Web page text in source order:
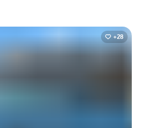
+28